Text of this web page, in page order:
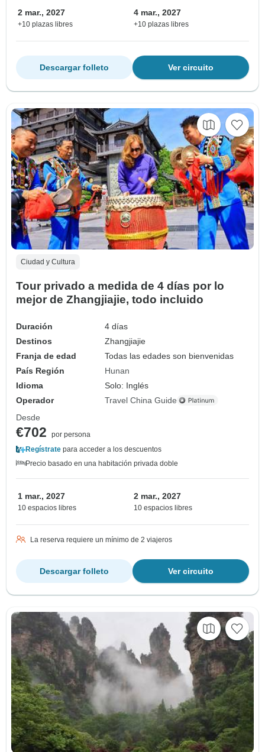
2 mar., 2027
+10 plazas libres
4 mar., 2027
+10 plazas libres
Ver circuito
Descargar folleto
Ciudad y Cultura
Tour privado a medida de 4 días por lo
mejor de Zhangjiajie, todo incluido
Duración
4 días
Destinos
Zhangjiajie
Franja de edad
Todas las edades son bienvenidas
País Región
Hunan
Idioma
Solo: Inglés
Operador
Travel China Guide
Desde
€702
por persona
Regístrate para acceder a los descuentos
Precio basado en una habitación privada doble
1 mar., 2027
10 espacios libres
2 mar., 2027
10 espacios libres
La reserva requiere un mínimo de 2 viajeros
Ver circuito
Descargar folleto